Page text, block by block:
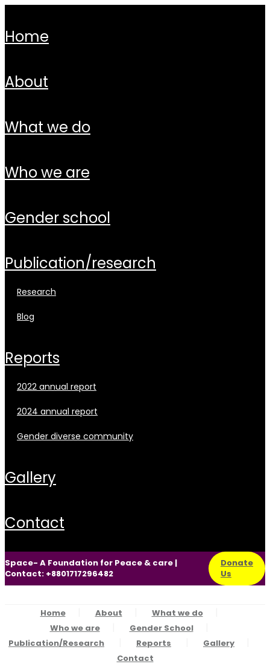
home
about
what we do
who we are
gender school
publication/research
research
blog
reports
2022 annual report
2024 annual report
gender diverse community
gallery
contact
Space- A Foundation for Peace & care |
Contact: +8801717296482
Donate
Us
Home About
What we do
Who we are
Gender School
Publication/Research
Reports
Gallery
Contact